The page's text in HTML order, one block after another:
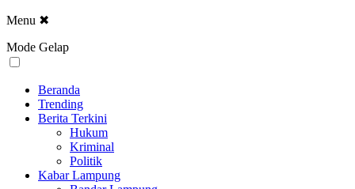
Menu ✖
Mode Gelap
Beranda
Trending
Berita Terkini
Hukum
Kriminal
Politik
Kabar Lampung